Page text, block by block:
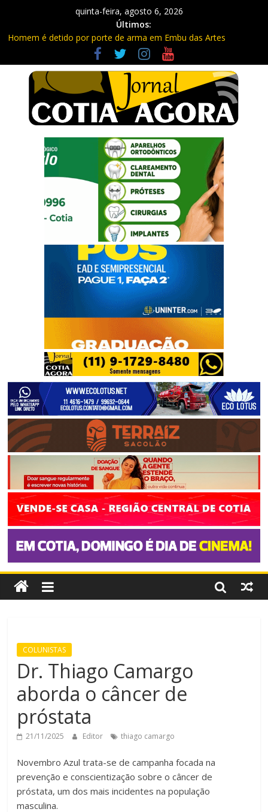
quinta-feira, agosto 6, 2026
Últimos:
Homem é detido por porte de arma em Embu das Artes
Carretas da Capacitação trazem cursos gratuitos para Cotia e
Vargem Grande
Traficante é preso com quase 400 porções de drogas no Jardim
Rosemeire
Radares de Cotia vão passar por manutenção e vias serão
interditadas
em Itapevi
COLUNISTAS
Dr. Thiago Camargo
aborda o câncer de
próstata
21/11/2025 Editor thiago camargo
Novembro Azul trata-se de campanha focada na
prevenção e conscientização sobre o câncer de
próstata, um dos mais incidentes na população
masculina.